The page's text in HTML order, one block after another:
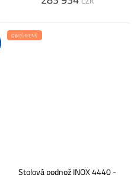
OBĽÚBENÉ
Stolová podnož INOX 4440 -